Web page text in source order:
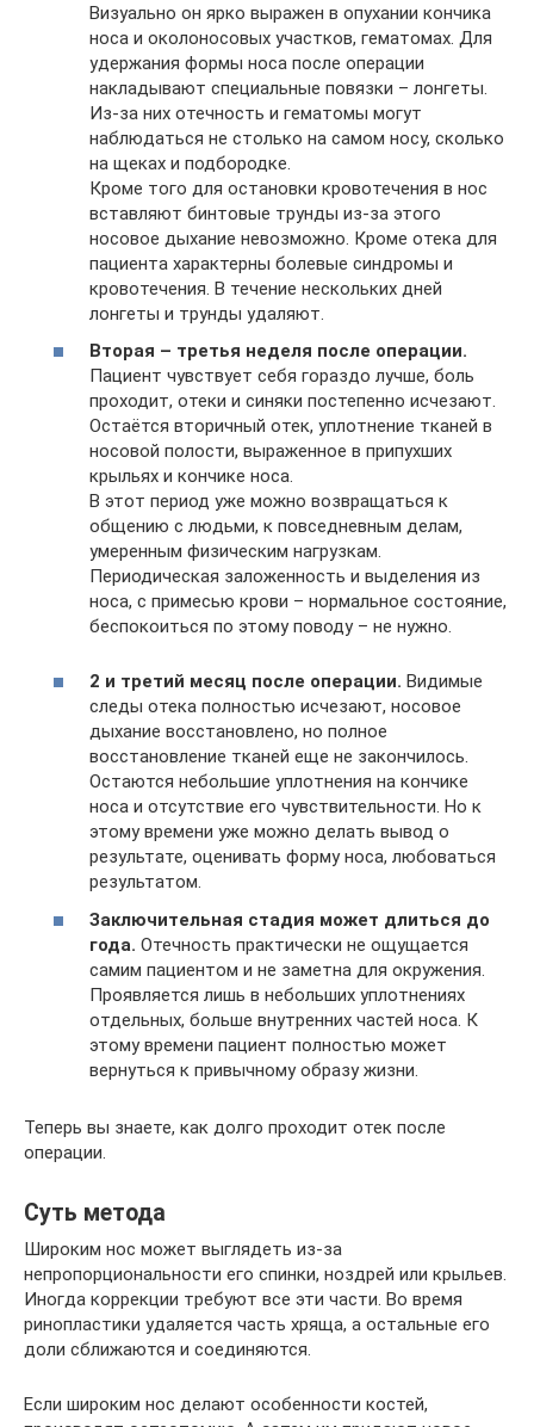
Визуально он ярко выражен в опухании кончика
носа и околоносовых участков, гематомах. Для
удержания формы носа после операции
накладывают специальные повязки – лонгеты.
Из-за них отечность и гематомы могут
наблюдаться не столько на самом носу, сколько
на щеках и подбородке.
Кроме того для остановки кровотечения в нос
вставляют бинтовые трунды из-за этого
носовое дыхание невозможно. Кроме отека для
пациента характерны болевые синдромы и
кровотечения. В течение нескольких дней
лонгеты и трунды удаляют.
Вторая – третья неделя после операции.
Пациент чувствует себя гораздо лучше, боль
проходит, отеки и синяки постепенно исчезают.
Остаётся вторичный отек, уплотнение тканей в
носовой полости, выраженное в припухших
крыльях и кончике носа.
В этот период уже можно возвращаться к
общению с людьми, к повседневным делам,
умеренным физическим нагрузкам.
Периодическая заложенность и выделения из
носа, с примесью крови – нормальное состояние,
беспокоиться по этому поводу – не нужно.
2 и третий месяц после операции. Видимые
следы отека полностью исчезают, носовое
дыхание восстановлено, но полное
восстановление тканей еще не закончилось.
Остаются небольшие уплотнения на кончике
носа и отсутствие его чувствительности. Но к
этому времени уже можно делать вывод о
результате, оценивать форму носа, любоваться
результатом.
Заключительная стадия может длиться до
года. Отечность практически не ощущается
самим пациентом и не заметна для окружения.
Проявляется лишь в небольших уплотнениях
отдельных, больше внутренних частей носа. К
этому времени пациент полностью может
вернуться к привычному образу жизни.
Теперь вы знаете, как долго проходит отек после
операции.
Суть метода
Широким нос может выглядеть из-за
непропорциональности его спинки, ноздрей или крыльев.
Иногда коррекции требуют все эти части. Во время
ринопластики удаляется часть хряща, а остальные его
доли сближаются и соединяются.
Если широким нос делают особенности костей,